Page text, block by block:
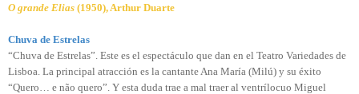
O grande Elias (1950), Arthur Duarte
Chuva de Estrelas
“Chuva de Estrelas”. Este es el espectáculo que dan en el Teatro Variedades de
Lisboa. La principal atracción es la cantante Ana María (Milú) y su éxito
“Quero… e não quero”. Y esta duda trae a mal traer al ventrílocuo Miguel